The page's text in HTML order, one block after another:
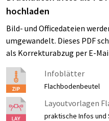
hochladen
Bild- und Officedateien
umgewandelt. Dieses PDF
als Korrekturabzug per E-
Infoblätter
Flachbodenbeutel
Layoutvorlagen
praktische Infos und